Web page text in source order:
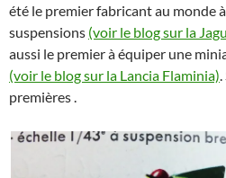
été le premier fabricant au monde
suspensions (voir le blog sur la
aussi le premier à équiper une
(voir le blog sur la Lancia Flaminia)
premières .